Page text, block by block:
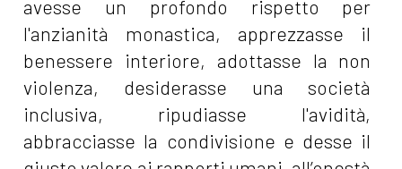
avesse un profondo rispetto per
l'anzianità monastica, apprezzasse il
benessere interiore, adottasse la non
violenza, desiderasse una società
inclusiva, ripudiasse l'avidità,
abbracciasse la condivisione e desse il